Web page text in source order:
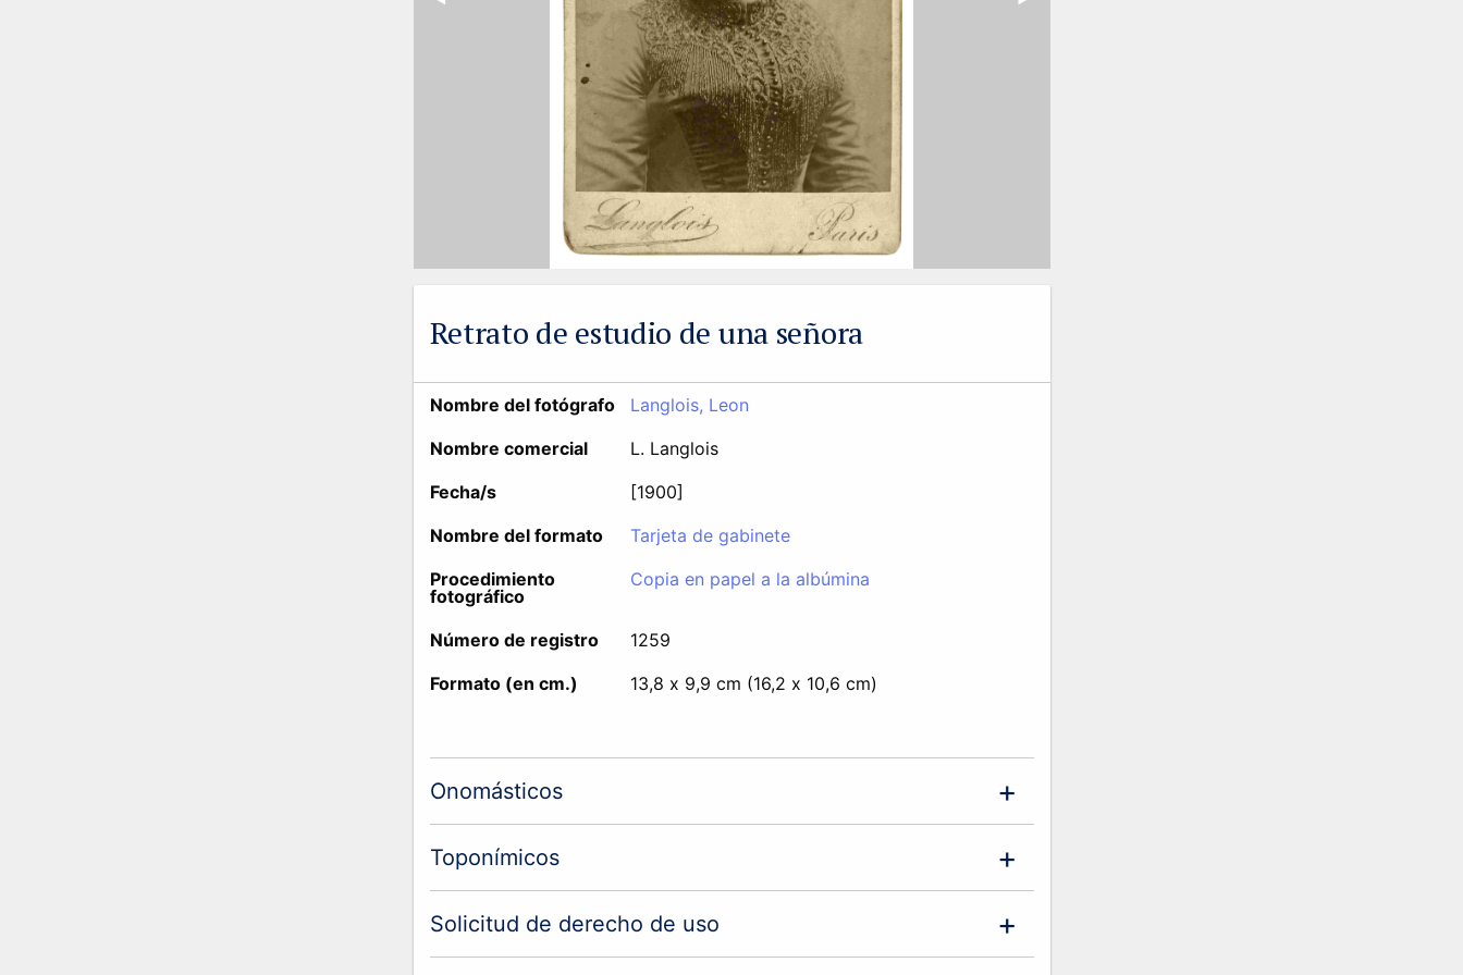
Retrato de estudio de una señora
Nombre del fotógrafo
Langlois, Leon
Nombre comercial
L. Langlois
Fecha/s
[1900]
Nombre del formato
Tarjeta de gabinete
Procedimiento
fotográfico
Copia en papel a la albúmina
Número de registro
1259
Formato (en cm.)
13,8 x 9,9 cm (16,2 x 10,6 cm)
Onomásticos
Toponímicos
Solicitud de derecho de uso